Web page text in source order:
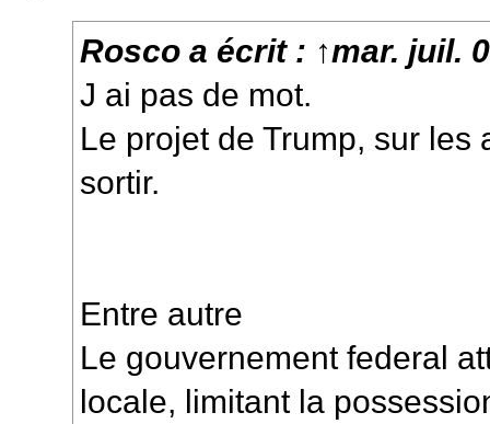
Rosco a écrit : ↑mar. juil.
J ai pas de mot.
Le projet de Trump, sur les
sortir.
Entre autre
Le gouvernement federal
locale, limitant la